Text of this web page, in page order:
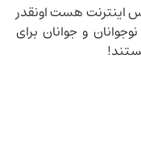
اینترنت هست اونقدر
و جوانان برای